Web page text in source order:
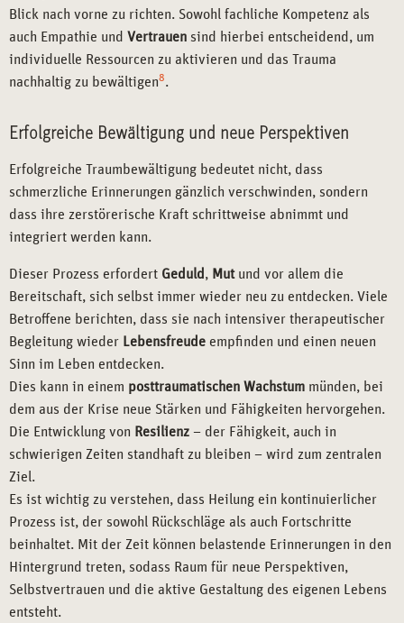
Blick nach vorne zu richten. Sowohl fachliche Kompetenz als
auch Empathie und Vertrauen sind hierbei entscheidend, um
individuelle Ressourcen zu aktivieren und das Trauma
nachhaltig zu bewältigen8.
Erfolgreiche Bewältigung und neue Perspektiven
Erfolgreiche Traumbewältigung bedeutet nicht, dass
schmerzliche Erinnerungen gänzlich verschwinden, sondern
dass ihre zerstörerische Kraft schrittweise abnimmt und
integriert werden kann.
Dieser Prozess erfordert Geduld , Mutund vor allem die
Bereitschaft, sich selbst immer wieder neu zu entdecken. Viele
Betroffene berichten, dass sie nach intensiver therapeutischer
Begleitung wieder Lebensfreude empfinden und einen neuen
Sinn im Leben entdecken.
Dies kann in einem posttraumatischen Wachstum münden, bei
dem aus der Krise neue Stärken und Fähigkeiten hervorgehen.
Die Entwicklung von Resilienz – der Fähigkeit, auch in
schwierigen Zeiten standhaft zu bleiben – wird zum zentralen
Ziel.
Es ist wichtig zu verstehen, dass Heilung ein kontinuierlicher
Prozess ist, der sowohl Rückschläge als auch Fortschritte
beinhaltet. Mit der Zeit können belastende Erinnerungen in den
Hintergrund treten, sodass Raum für neue Perspektiven,
Selbstvertrauen und die aktive Gestaltung des eigenen Lebens
entsteht.